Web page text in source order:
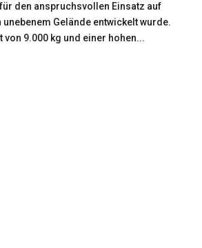
den anspruchsvollen Einsatz auf
unebenem Gelände entwickelt wurde.
von 9.000 kg und einer hohen...